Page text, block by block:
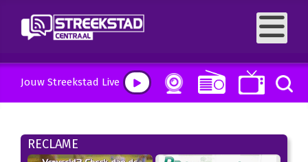
Jouw Streekstad Live
RECLAME